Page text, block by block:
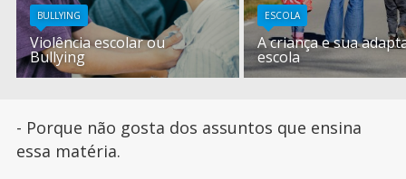
BULLYING
Violência escolar ou
Bullying
ESCOLA
A criança e sua
escola
- Porque não gosta dos assuntos que ensina
essa matéria.